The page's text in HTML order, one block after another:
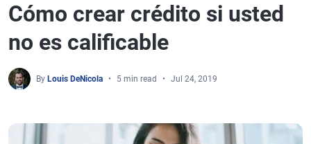
Cómo crear crédito si usted
no es calificable
By Louis DeNicola 5 min read Jul 24, 2019